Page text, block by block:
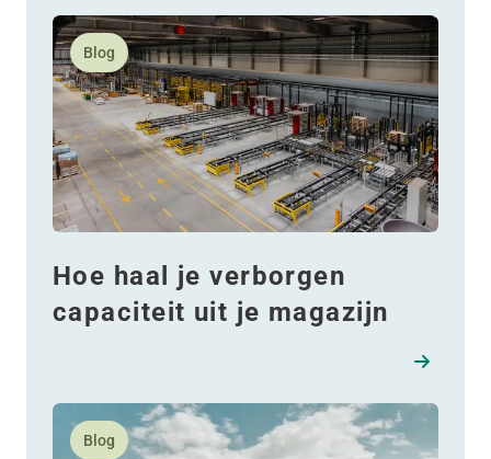
Blog
Hoe haal je verborgen
capaciteit uit je magazijn
Lees meer over Hoe haal je verborgen capaciteit uit
Blog
Lees meer over Zon als drijvende kracht: WDP